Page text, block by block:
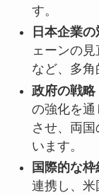
す。
日本企業
ェーンの
など、多角
政府の戦略
の強化を通
させ、両
います。
国際的な
連携し、